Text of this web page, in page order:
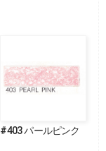
#403 パールピンク